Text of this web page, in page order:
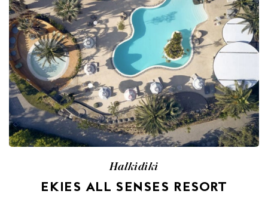
Halkidiki
EKIES ALL SENSES RESORT